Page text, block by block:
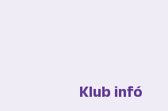
Klub infó